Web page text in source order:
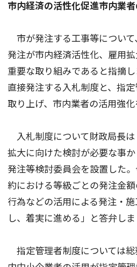
市内経済の活性化促進市内業者
市が発注する工事等について
発注が市内経済活性化、雇用
重要な取り組みであると指摘
直接発注する入札制度と、指
取り上げ、市内業者の活用強化
入札制度について財政局長
拡大に向けた検討が必要な事か
発注等検討委員会を設置した
約における等級ごとの発注金
行為などの活用による発注・
し、着実に進める」と答弁しま
指定管理者制度については